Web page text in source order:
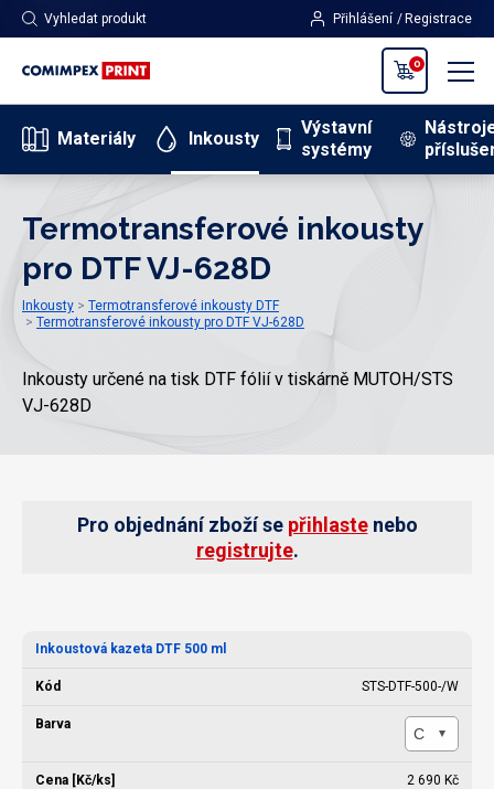
Vyhledat produkt Přihlášení Registrace
0
Materiály Inkousty
Výstavní
systémy
Termotransferové inkousty
pro DTF VJ-628D
Inkousty
Termotransferové inkousty DTF
Termotransferové inkousty pro DTF VJ-628D
Inkousty určené na tisk DTF fólií v tiskárně MUTOH/STS
VJ-628D
Pro objednání zboží se přihlastenebo
registrujte.
Inkoustová kazeta DTF 500 ml
STS-DTF-500-/W
2 690 Kč